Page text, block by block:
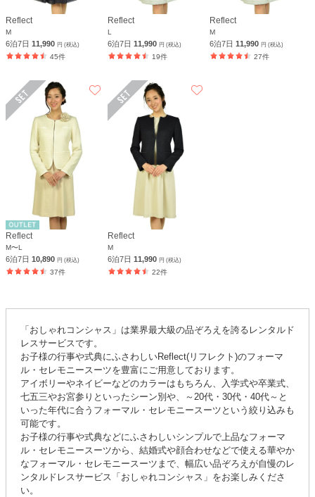
Reflect
M
6泊7日 11,990 円 (税込)
45件
Reflect
L
6泊7日11,990円 (税込)
19件
Reflect
M
6泊7日11,990円 (税込)
27件
Reflect
M〜L
6泊7日 10,890 円 (税込)
37件
Reflect
M
6泊7日11,990円 (税込)
22件
「おしゃれコンシャス」は業界最大級の品ぞろえを誇るレンタルド
レスサービスです。
お子様の行事や式典にふさわしいReflect(リフレクト)のフォーマ
ル・セレモニースーツを豊富にご用意しております。
アイボリーやネイビーなどのカラーはもちろん、入学式や卒業式、
七五三やお宮参りといったシーン別や、～20代・30代・40代～と
いった年代に合うフォーマル・セレモニースーツという絞り込みも
可能です。
お子様の行事や式典などにふさわしいシンプルで上品なフォーマ
ル・セレモニースーツから、結婚式や顔合わせなどで使える華やか
なフォーマル・セレモニースーツまで、幅広い品ぞろえが自慢のレ
ンタルドレスサービス「おしゃれコンシャス」をお楽しみくださ
い。